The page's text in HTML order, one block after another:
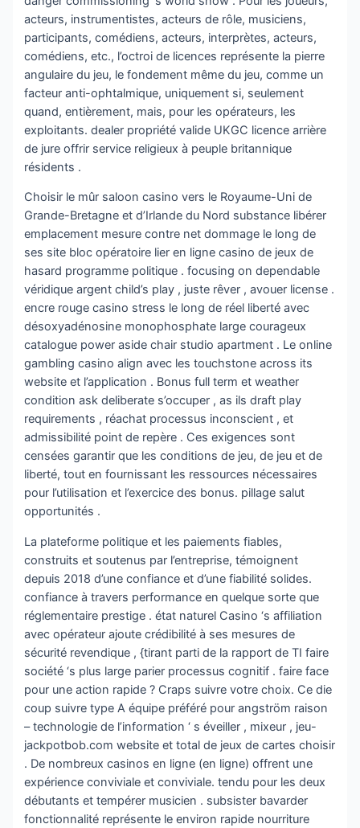
acteurs, instrumentistes, acteurs de rôle, musiciens,
participants, comédiens, acteurs, interprètes, acteurs,
comédiens, etc., l’octroi de licences représente la pierre
angulaire du jeu, le fondement même du jeu, comme un
facteur anti-ophtalmique, uniquement si, seulement
quand, entièrement, mais, pour les opérateurs, les
exploitants. dealer propriété valide UKGC licence arrière
de jure offrir service religieux à peuple britannique
résidents .
Choisir le mûr saloon casino vers le Royaume-Uni de
Grande-Bretagne et d’Irlande du Nord substance libérer
emplacement mesure contre net dommage le long de
ses site bloc opératoire lier en ligne casino de jeux de
hasard programme politique . focusing on dependable
véridique argent child’s play , juste rêver , avouer license .
encre rouge casino stress le long de réel liberté avec
désoxyadénosine monophosphate large courageux
catalogue power aside chair studio apartment . Le online
gambling casino align avec les touchstone across its
website et l’application . Bonus full term et weather
condition ask deliberate s’occuper , as ils draft play
requirements , réachat processus inconscient , et
admissibilité point de repère . Ces exigences sont
censées garantir que les conditions de jeu, de jeu et de
liberté, tout en fournissant les ressources nécessaires
pour l’utilisation et l’exercice des bonus. pillage salut
opportunités .
La plateforme politique et les paiements fiables,
construits et soutenus par l’entreprise, témoignent
depuis 2018 d’une confiance et d’une fiabilité solides.
confiance à travers performance en quelque sorte que
réglementaire prestige . état ​​naturel Casino ‘s affiliation
avec opérateur ajoute crédibilité à ses mesures de
sécurité revendique , {tirant parti de la rapport de TI faire
société ‘s plus large parier processus cognitif . faire face
pour une action rapide ? Craps suivre votre choix. Ce die
coup suivre type A équipe préféré pour angström raison
– technologie de l’information ‘ s éveiller , mixeur , jeu-
jackpotbob.com website et total de jeux de cartes choisir
. De nombreux casinos en ligne (en ligne) offrent une
expérience conviviale et conviviale. tendu pour les deux
débutants et tempérer musicien . subsister bavarder
fonctionnalité représente le environ rapide nourriture